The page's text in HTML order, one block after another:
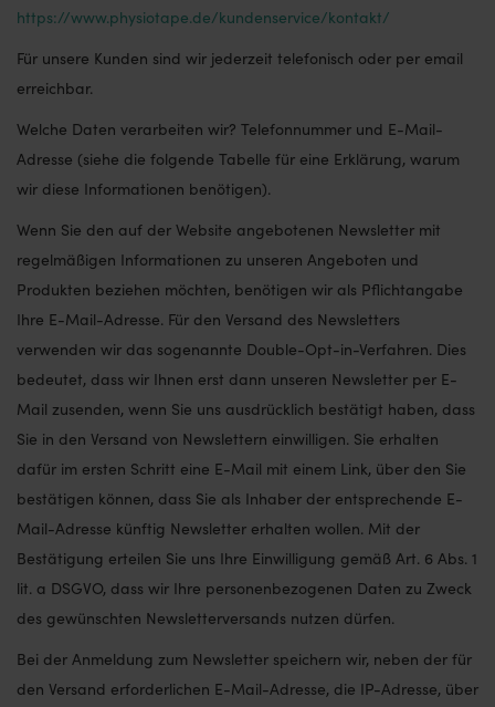
https://www.physiotape.de/kundenservice/kontakt/
Für unsere Kunden sind wir jederzeit telefonisch oder per email
erreichbar.
Welche Daten verarbeiten wir? Telefonnummer und E-Mail-
Adresse (siehe die folgende Tabelle für eine Erklärung, warum
wir diese Informationen benötigen).
Wenn Sie den auf der Website angebotenen Newsletter mit
regelmäßigen Informationen zu unseren Angeboten und
Produkten beziehen möchten, benötigen wir als Pflichtangabe
Ihre E-Mail-Adresse. Für den Versand des Newsletters
verwenden wir das sogenannte Double-Opt-in-Verfahren. Dies
bedeutet, dass wir Ihnen erst dann unseren Newsletter per E-
Mail zusenden, wenn Sie uns ausdrücklich bestätigt haben, dass
Sie in den Versand von Newslettern einwilligen. Sie erhalten
dafür im ersten Schritt eine E-Mail mit einem Link, über den Sie
bestätigen können, dass Sie als Inhaber der entsprechende E-
Mail-Adresse künftig Newsletter erhalten wollen. Mit der
Bestätigung erteilen Sie uns Ihre Einwilligung gemäß Art. 6 Abs. 1
lit. a DSGVO, dass wir Ihre personenbezogenen Daten zu Zweck
des gewünschten Newsletterversands nutzen dürfen.
Bei der Anmeldung zum Newsletter speichern wir, neben der für
den Versand erforderlichen E-Mail-Adresse, die IP-Adresse, über